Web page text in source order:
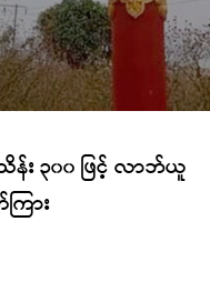
း ၃၀၀ ဖြင့် လာဘ်ယူ
ြား